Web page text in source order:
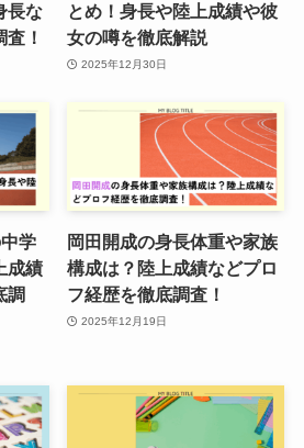
長な
！
とめ！身長や陸上成績や彼
女の噂を徹底解説
2025年12月30日
学
成績
調
岡田開成の身長体重や家族
構成は？陸上成績などプロ
フ経歴を徹底調査！
2025年12月19日